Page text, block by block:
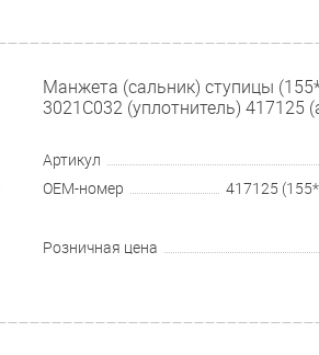
Манжета (сальник) ступицы
3021С032 (уплотнитель) 417125
Артикул
OEM-номер
Розничная цена